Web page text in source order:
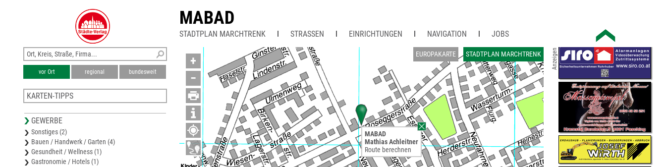
MABAD
STADTPLAN MARCHTRENK STRASSEN EINRICHTUNGEN NAVIGATION JOBS
EUROPAKARTE STADTPLAN MARCHTRENK
+
−
MABAD
Mathias Achleitner
Route berechnen
vor Ort regional bundesweit
KARTEN-TIPPS
Stadtplan Wels
Stadtplan Traun
Stadtplan Leonding
Stadtplan Ottensheim
GEWERBE
Sonstiges (2)
Bauen / Handwerk / Garten (4)
Gesundheit / Wellness (1)
Gastronomie / Hotels (1)
Anzeigen